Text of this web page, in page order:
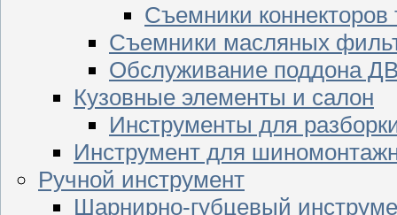
Съемники
Съемники масляных
Обслуживание поддона
Кузовные элементы и салон
Инструменты для
Инструмент для
Ручной инструмент
Шарнирно-губцевый